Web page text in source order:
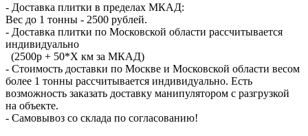
- Доставка плитки в пределах МКАД:
Вес до 1 тонны - 2500 рублей.
- Доставка плитки по Московской области рассчитывается
индивидуально
(2500р + 50*X км за МКАД)
- Стоимость доставки по Москве и Московской области весом
более 1 тонны рассчитывается индивидуально. Есть
возможность заказать доставку манипулятором с разгрузкой
на объекте.
- Самовывоз со склада по согласованию!